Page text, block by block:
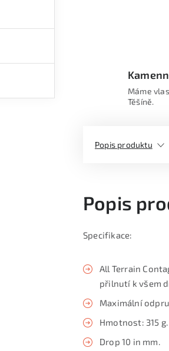
Máme
Těšíně.
Popis produktu
Popis
Specifikace:
All Terrain
přilnutí k všem
Maximální
Hmotnost: 315 g.
Drop 10 in mm.